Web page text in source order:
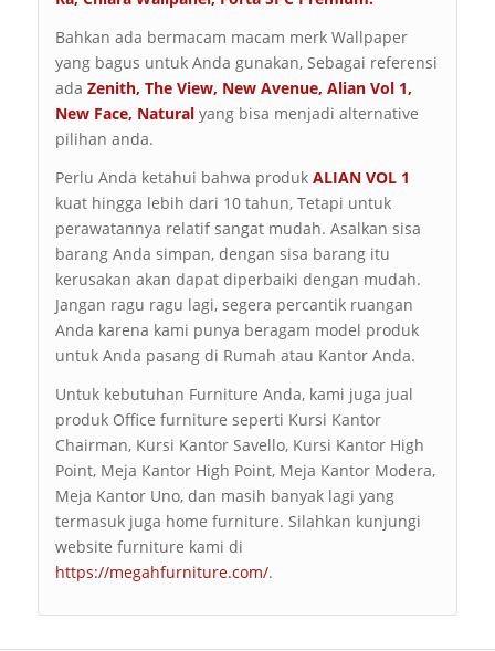
Bahkan ada bermacam macam merk Wallpaper
yang bagus untuk Anda gunakan, Sebagai referensi
ada Zenith, The View, New Avenue, Alian Vol 1,
New Face, Natural yang bisa menjadi alternative
pilihan anda.
Perlu Anda ketahui bahwa produk ALIAN VOL 1
kuat hingga lebih dari 10 tahun, Tetapi untuk
perawatannya relatif sangat mudah. Asalkan sisa
barang Anda simpan, dengan sisa barang itu
kerusakan akan dapat diperbaiki dengan mudah.
Jangan ragu ragu lagi, segera percantik ruangan
Anda karena kami punya beragam model produk
untuk Anda pasang di Rumah atau Kantor Anda.
Untuk kebutuhan Furniture Anda, kami juga jual
produk Office furniture seperti Kursi Kantor
Chairman, Kursi Kantor Savello, Kursi Kantor High
Point, Meja Kantor High Point, Meja Kantor Modera,
Meja Kantor Uno, dan masih banyak lagi yang
termasuk juga home furniture. Silahkan kunjungi
website furniture kami di
https://megahfurniture.com/.